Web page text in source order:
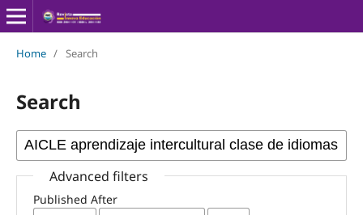
Home / Search
Search
Advanced filters
Published After